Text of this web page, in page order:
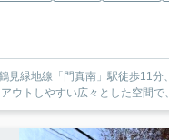
見緑地線「門真南」駅徒歩11分
ウトしやすい広々とした空間で